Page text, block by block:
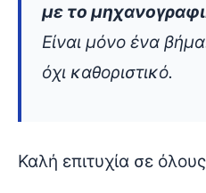
με το
Είναι μόνο ένα
όχι καθοριστικό.
Καλή επιτυχία σε